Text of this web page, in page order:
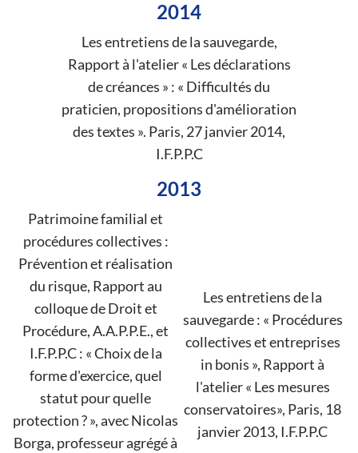
2014
Les entretiens de la sauvegarde,
Rapport à l'atelier « Les déclarations
de créances » : « Difficultés du
praticien, propositions d'amélioration
des textes ». Paris, 27 janvier 2014,
I.F.P.P.C
2013
Patrimoine familial et
procédures collectives :
Prévention et réalisation
du risque, Rapport au
colloque de Droit et
Procédure, A.A.P.P.E., et
I.F.P.P.C : « Choix de la
forme d'exercice, quel
statut pour quelle
protection ? », avec Nicolas
Borga, professeur agrégé à
Les entretiens de la
sauvegarde : « Procédures
collectives et entreprises
in bonis », Rapport à
l'atelier « Les mesures
conservatoires», Paris, 18
janvier 2013, I.F.P.P.C